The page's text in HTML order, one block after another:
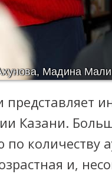
Мадина
Казани.
количеству
и,